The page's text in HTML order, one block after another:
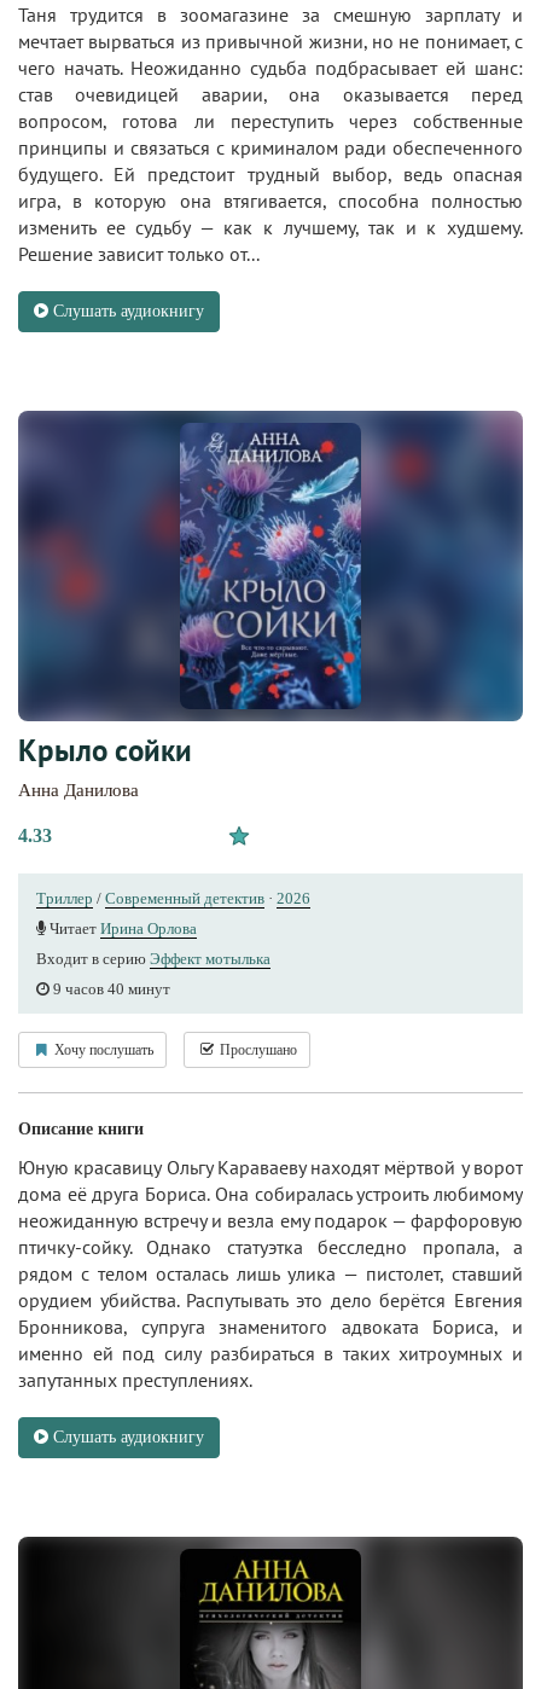
Таня трудится в зоомагазине за смешную зарплату и
мечтает вырваться из привычной жизни, но не понимает, с
чего начать. Неожиданно судьба подбрасывает ей шанс:
став очевидицей аварии, она оказывается перед
вопросом, готова ли переступить через собственные
принципы и связаться с криминалом ради обеспеченного
будущего. Ей предстоит трудный выбор, ведь опасная
игра, в которую она втягивается, способна полностью
изменить ее судьбу — как к лучшему, так и к худшему.
Решение зависит только от...
Слушать аудиокнигу
Крыло сойки
Анна Данилова
4.33
Триллер / Современный детектив · 2026
Читает Ирина Орлова
Входит в серию Эффект мотылька
9 часов 40 минут
Хочу послушать Прослушано
Описание книги
Юную красавицу Ольгу Караваеву находят мёртвой у ворот
дома её друга Бориса. Она собиралась устроить любимому
неожиданную встречу и везла ему подарок — фарфоровую
птичку-сойку. Однако статуэтка бесследно пропала, а
рядом с телом осталась лишь улика — пистолет, ставший
орудием убийства. Распутывать это дело берётся Евгения
Бронникова, супруга знаменитого адвоката Бориса, и
именно ей под силу разбираться в таких хитроумных и
запутанных преступлениях.
Слушать аудиокнигу